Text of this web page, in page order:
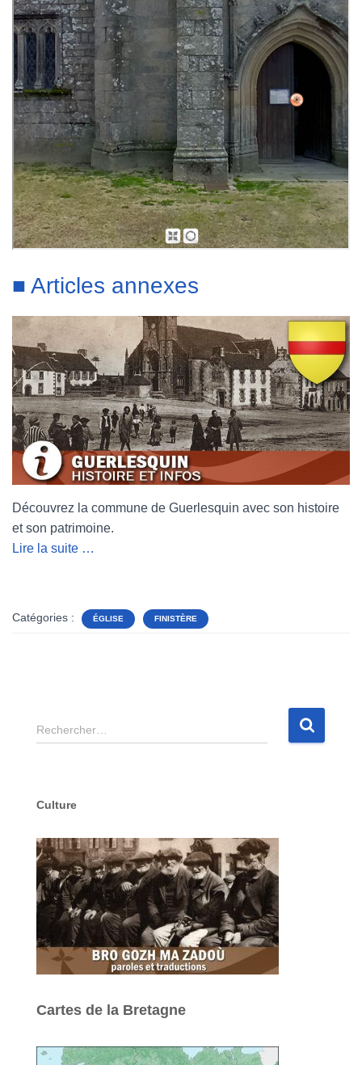
■ Articles annexes
Découvrez la commune de Guerlesquin avec son histoire
et son patrimoine.
Lire la suite …
Catégories : ÉGLISE FINISTÈRE
R
e
r
h
e
r
Rechercher…
Culture
Cartes de la Bretagne